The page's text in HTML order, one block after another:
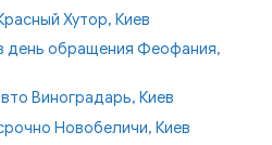
Хутор, Киев
день обращения Феофания,
Виноградарь, Киев
Новобеличи, Киев